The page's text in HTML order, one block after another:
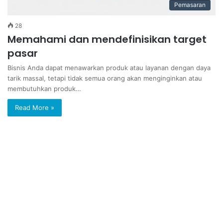
Pemasaran
28
Memahami dan mendefinisikan target
pasar
Bisnis Anda dapat menawarkan produk atau layanan dengan daya
tarik massal, tetapi tidak semua orang akan menginginkan atau
membutuhkan produk…
Read More »